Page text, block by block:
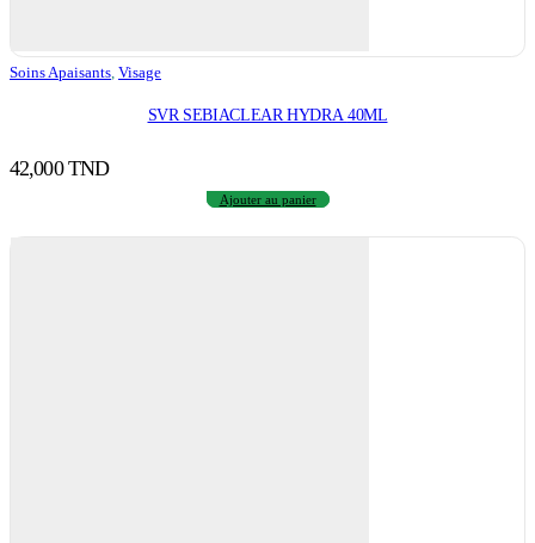
Soins Apaisants Visage
SVR SEBIACLEAR HYDRA 40ML
42,000TND
Ajouter au panier